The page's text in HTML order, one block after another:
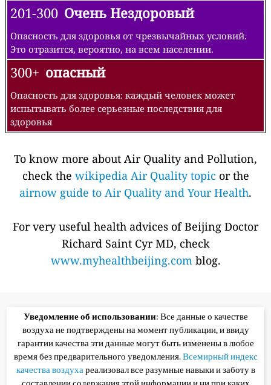
201-300 Очень Нездоровый
Опасность для здоровья от чрезвычайных условий.
Это отразится, вероятно, на всем населении.
300+ опасный
Опасность для здоровья: каждый человек может
испытывать более серьезные последствия для
здоровья
To know more about Air Quality and Pollution,
check the wikipedia Air Quality topic or the
airnow guide to Air Quality and Your Health.
For very useful health advices of Beijing Doctor
Richard Saint Cyr MD, check
www.myhealthbeijing.comblog.
Уведомление об использовании: Все данные о качестве
воздуха не подтверждены на момент публикации, и ввиду
гарантии качества эти данные могут быть изменены в любое
время без предварительного уведомления.Всемирный индекс
качества воздухареализовал все разумные навыки и заботу в